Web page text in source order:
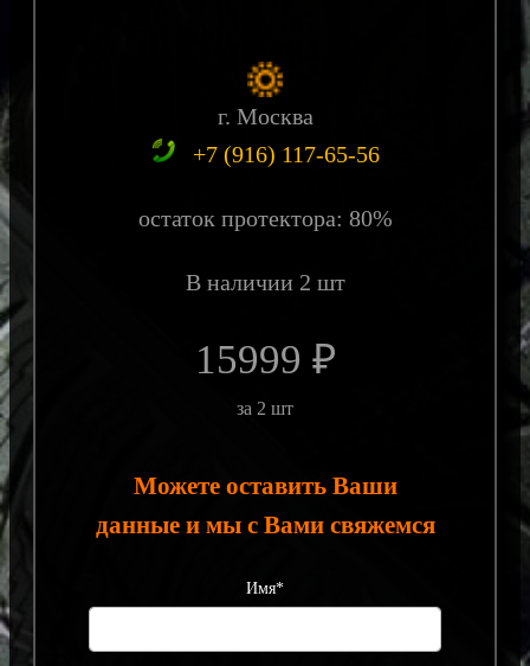
г. Москва
+7 (916) 117-65-56
остаток протектора: 80%
В наличии 2 шт
15999 ₽
за 2 шт
Можете оставить Ваши
данные и мы с Вами свяжемся
Имя*